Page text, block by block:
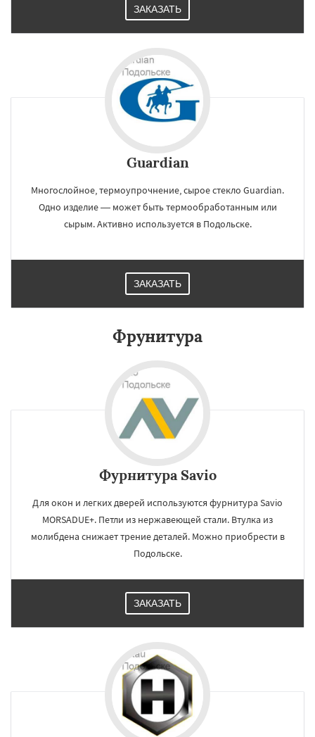
регионам
Пущино Раменское
Солнечногорск
Фрязино Химки
Чехов
Шатура
Электрогорск
Электросталь
Андреево
Богородское
Заречье Зеленоградск
ЗАКАЗАТЬ
Guardian
Многослойное, термоупрочнение, сырое стекло Guardian.
Одно изделие — может быть термообработанным или
сырым. Активно используется в Подольске.
ЗАКАЗАТЬ
Фрунитура
Фурнитура Savio
Для окон и легких дверей используются фурнитура Savio
MORSADUE+. Петли из нержавеющей стали. Втулка из
молибдена снижает трение деталей. Можно приобрести в
Подольске.
ЗАКАЗАТЬ
УЗНАТЬ ПОДРОБНЕЕ
Даю согласие на обработку персональных данных